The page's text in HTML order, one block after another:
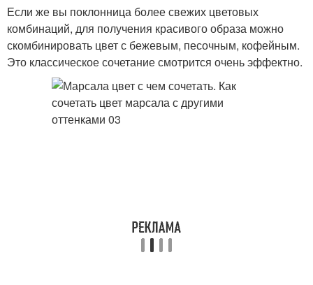
Если же вы поклонница более свежих цветовых
комбинаций, для получения красивого образа можно
скомбинировать цвет с бежевым, песочным, кофейным.
Это классическое сочетание смотрится очень эффектно.